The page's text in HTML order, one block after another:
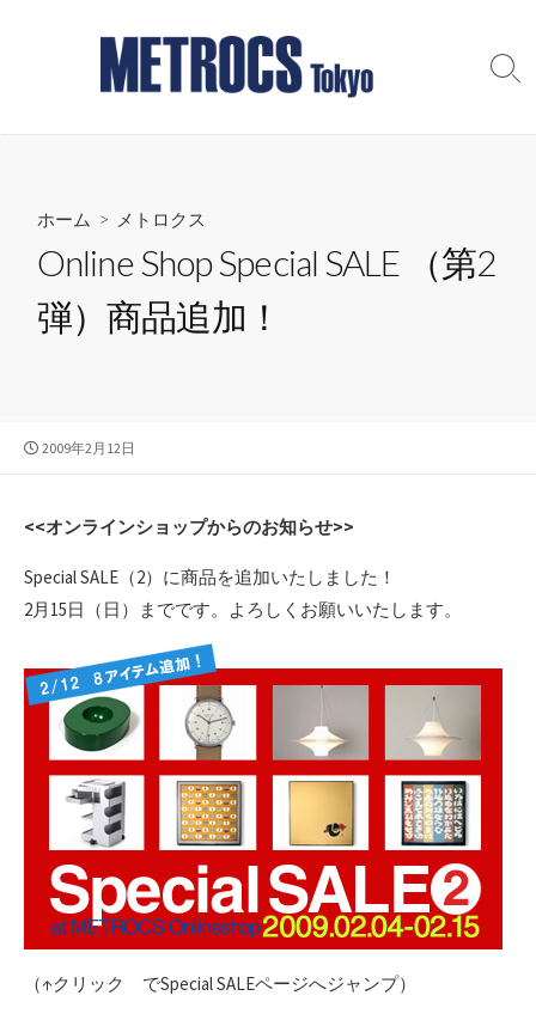
ツ
検
ホーム > メトロクス
Online Shop Special SALE （第2
弾）商品追加！
公
2009年2月12日
<<オンラインショップからのお知らせ>>
Special SALE（2）に商品を追加いたしました！
2月15日（日）までです。よろしくお願いいたします。
（↑クリック でSpecial SALEページへジャンプ）